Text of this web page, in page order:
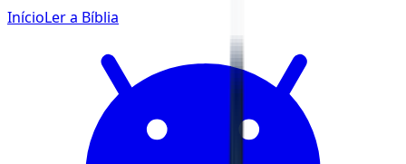
InícioLer a Bíblia